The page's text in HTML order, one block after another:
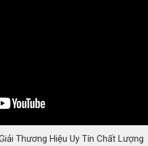
Thương Hiệu Uy Tín Chất Lượng